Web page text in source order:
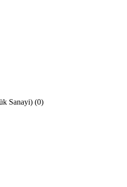
Sanayi) (0)